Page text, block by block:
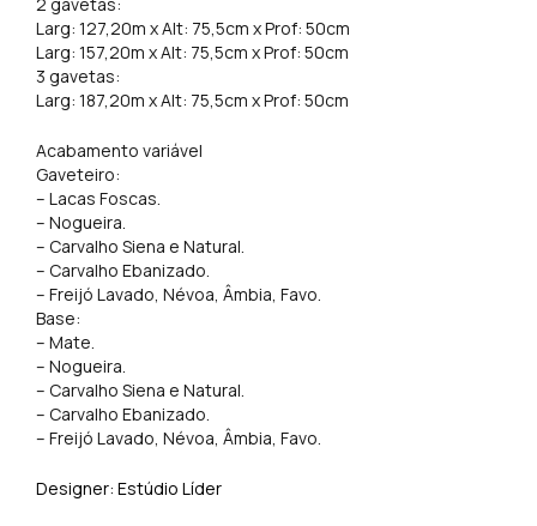
Larg: 127,20m x Alt: 75,5cm x Prof: 50cm
Larg: 157,20m x Alt: 75,5cm x Prof: 50cm
3 gavetas:
Larg: 187,20m x Alt: 75,5cm x Prof: 50cm
Acabamento variável
Gaveteiro:
– Lacas Foscas.
– Nogueira.
– Carvalho Siena e Natural.
– Carvalho Ebanizado.
– Freijó Lavado, Névoa, Âmbia, Favo.
Base:
– Mate.
– Nogueira.
– Carvalho Siena e Natural.
– Carvalho Ebanizado.
– Freijó Lavado, Névoa, Âmbia, Favo.
Designer: Estúdio Líder